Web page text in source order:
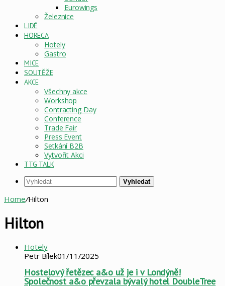
Eurowings
Železnice
LIDÉ
HORECA
Hotely
Gastro
MICE
SOUTĚŽE
AKCE
Všechny akce
Workshop
Contracting Day
Conference
Trade Fair
Press Event
Setkání B2B
Vytvořit Akci
TTG TALK
Vyhledat
Home/Hilton
Hilton
Hotely
Petr Bílek01/11/2025
Hostelový řetězec a&o už je i v Londýně!
Společnost a&o převzala bývalý hotel DoubleTree